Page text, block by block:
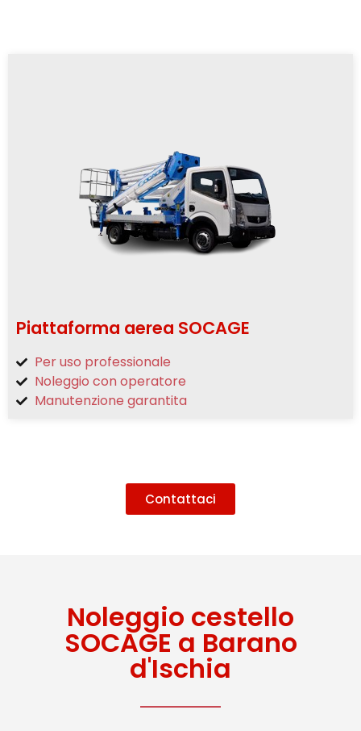
Piattaforma aerea SOCAGE
Per uso professionale
Noleggio con operatore
Manutenzione garantita
Contattaci
Noleggio cestello
SOCAGE a Barano
d'Ischia